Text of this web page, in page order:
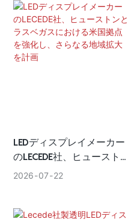
LEDディスプレイメーカー
のLECEDE社、ヒューストン
とラスベガスにおける米国
2026 07 22